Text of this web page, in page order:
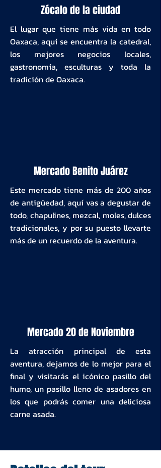
Zócalo de la ciudad
El lugar que tiene más vida en todo
Oaxaca, aquí se encuentra la catedral,
los mejores negocios locales,
gastronomía, esculturas y toda la
tradición de Oaxaca.
Mercado Benito Juárez
Este mercado tiene más de 200 años
de antigüedad, aquí vas a degustar de
todo, chapulines, mezcal, moles, dulces
tradicionales, y por su puesto llevarte
más de un recuerdo de la aventura.
Mercado 20 de Noviembre
La atracción principal de esta
aventura, dejamos de lo mejor para el
final y visitarás el icónico pasillo del
humo, un pasillo lleno de asadores en
los que podrás comer una deliciosa
carne asada.